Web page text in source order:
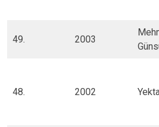
49.​ ​2003
48.​ 2002